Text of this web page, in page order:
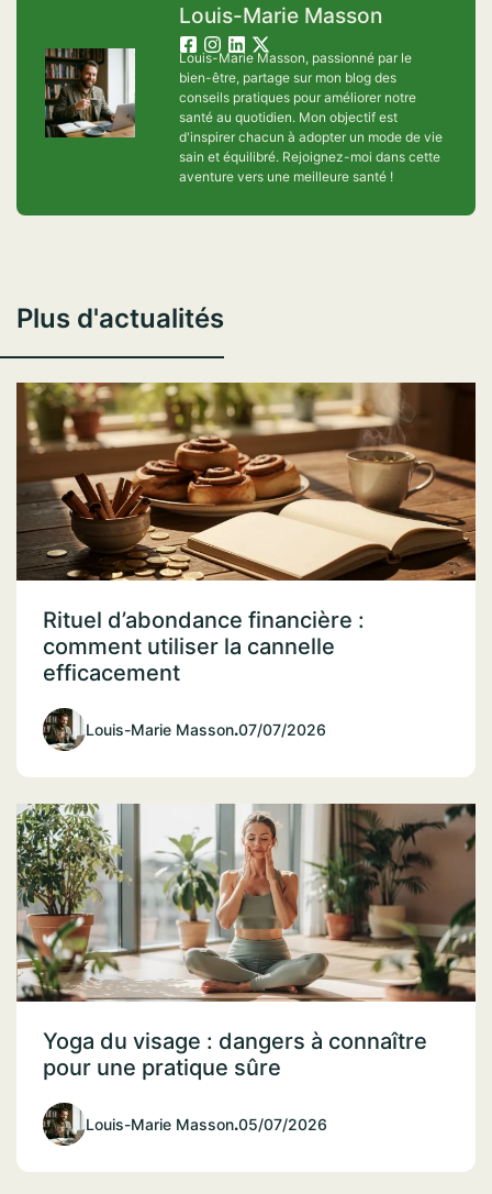
Louis-Marie Masson
Louis-Marie Masson, passionné par le
bien-être, partage sur mon blog des
conseils pratiques pour améliorer notre
santé au quotidien. Mon objectif est
d'inspirer chacun à adopter un mode de vie
sain et équilibré. Rejoignez-moi dans cette
aventure vers une meilleure santé !
Plus d'actualités
Rituel d’abondance financière :
comment utiliser la cannelle
efficacement
Louis-Marie Masson.07/07/2026
Yoga du visage : dangers à connaître
pour une pratique sûre
Louis-Marie Masson.05/07/2026